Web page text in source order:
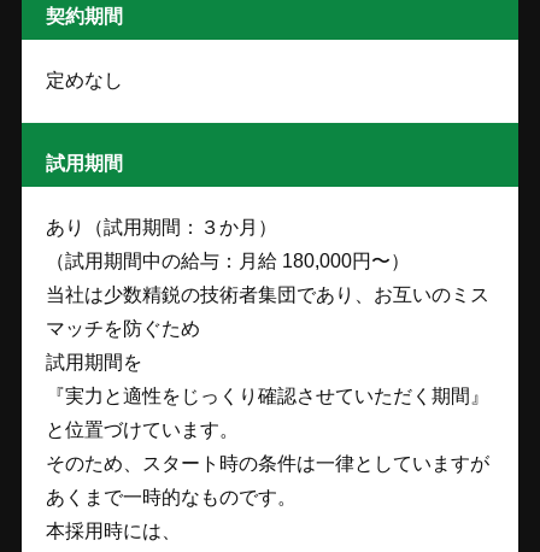
契約期間
定めなし
試用期間
あり（試用期間：３か月）
（試用期間中の給与：月給 180,000円〜）
当社は少数精鋭の技術者集団であり、お互いのミス
マッチを防ぐため
試用期間を
『実力と適性をじっくり確認させていただく期間』
と位置づけています。
そのため、スタート時の条件は一律としていますが
あくまで一時的なものです。
本採用時には、